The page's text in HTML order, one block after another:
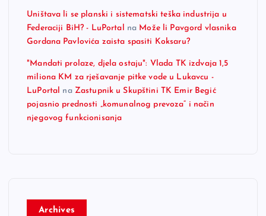
Uništava li se planski i sistematski teška industrija u
Federaciji BiH? - LuPortal
na Može li Pavgord vlasnika
Gordana Pavlovića zaista spasiti Koksaru?
"Mandati prolaze, djela ostaju": Vlada TK izdvaja 1,5
miliona KM za rješavanje pitke vode u Lukavcu -
LuPortal na Zastupnik u Skupštini TK Emir Begić
pojasnio prednosti „komunalnog prevoza“ i način
njegovog funkcionisanja
Archives